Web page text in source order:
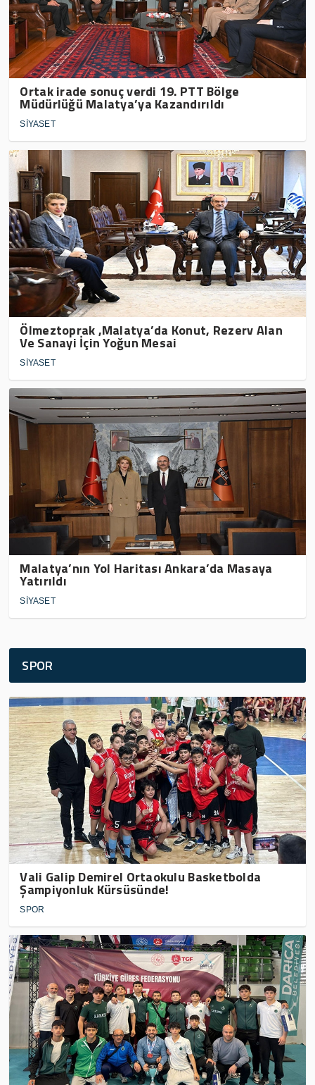
Ortak irade sonuç verdi 19. PTT Bölge
Müdürlüğü Malatya’ya Kazandırıldı
SİYASET
Ölmeztoprak ,Malatya’da Konut, Rezerv Alan
Ve Sanayi İçin Yoğun Mesai
SİYASET
Malatya’nın Yol Haritası Ankara’da Masaya
Yatırıldı
SİYASET
SPOR
Vali Galip Demirel Ortaokulu Basketbolda
Şampiyonluk Kürsüsünde!
SPOR